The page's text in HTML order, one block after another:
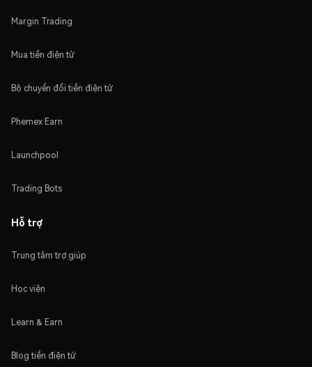
Margin Trading
Mua tiền điện tử
Bộ chuyển đổi tiền điện tử
Phemex Earn
Launchpool
Trading Bots
Hỗ trợ
Trung tâm trợ giúp
Học viện
Learn & Earn
Blog tiền điện tử